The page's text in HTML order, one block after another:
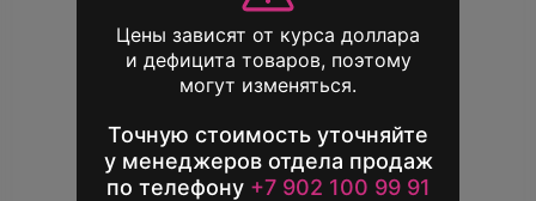
Обменяй свой
телефон выгодно!
Единственный повод расстаться
с iPhone — новый iPhone
Цены зависят от курса доллара
и дефицита товаров, поэтому
могут изменяться.
Точную стоимость уточняйте
у менеджеров отдела продаж
по телефону +7 902 100 99 91